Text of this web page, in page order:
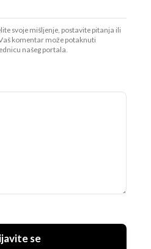
svoje mišljenje, postavite pitanja ili
komentar može potaknuti
našeg portala.
se